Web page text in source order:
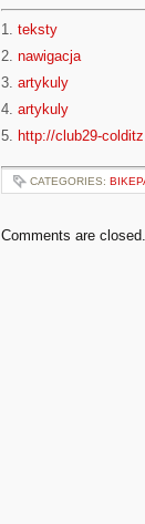
1. teksty
2. nawigacja
3. artykuly
4. artykuly
5. http://club29-
CATEGORIES:
Comments are closed.